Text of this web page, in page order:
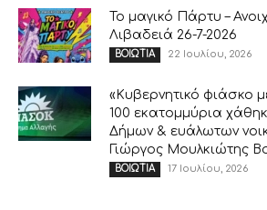
Το μαγικό Πάρτυ –
Λιβαδειά 26-7-2026
ΒΟΙΩΤΙΑ 22 Ιουλίου, 2026
«Κυβερνητικό φιάσκο
100 εκατομμύρια
Δήμων & ευάλωτων
Γιώργος Μουλκιώτης
ΒΟΙΩΤΙΑ 17 Ιουλίου, 2026